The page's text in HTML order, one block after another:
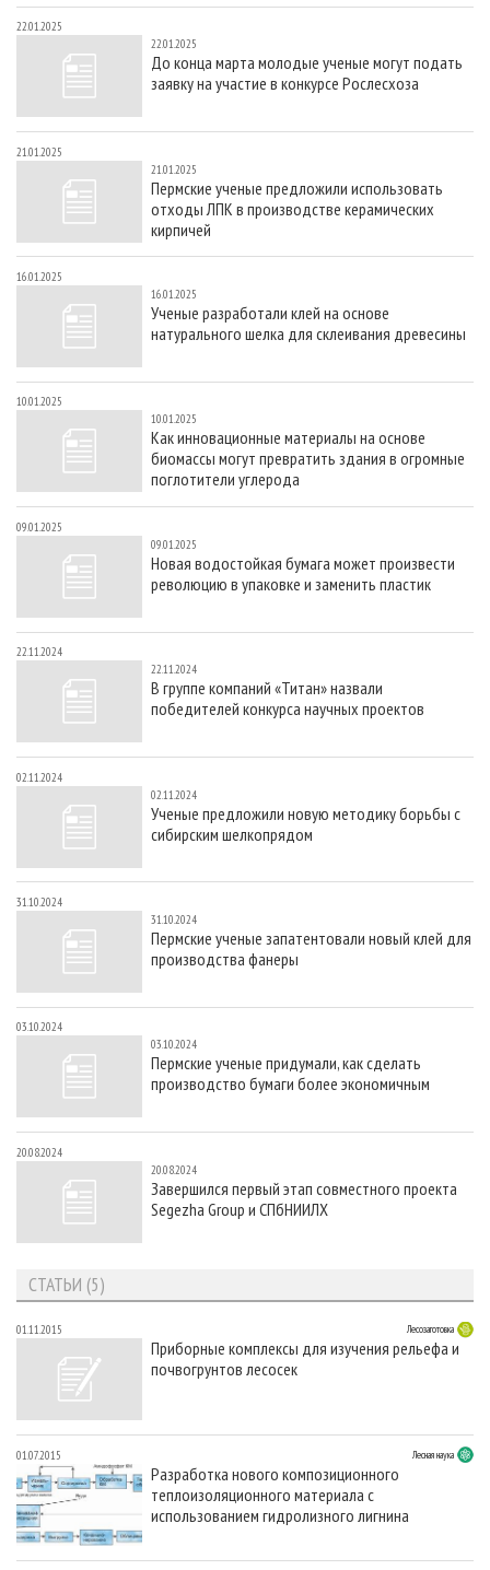
22.01.2025
22.01.2025
До конца марта молодые ученые могут подать
заявку на участие в конкурсе Рослесхоза
21.01.2025
21.01.2025
Пермские ученые предложили использовать
отходы ЛПК в производстве керамических
кирпичей
16.01.2025
16.01.2025
Ученые разработали клей на основе
натурального шелка для склеивания древесины
10.01.2025
10.01.2025
Как инновационные материалы на основе
биомассы могут превратить здания в огромные
поглотители углерода
09.01.2025
09.01.2025
Новая водостойкая бумага может произвести
революцию в упаковке и заменить пластик
22.11.2024
22.11.2024
В группе компаний «Титан» назвали
победителей конкурса научных проектов
02.11.2024
02.11.2024
Ученые предложили новую методику борьбы с
сибирским шелкопрядом
31.10.2024
31.10.2024
Пермские ученые запатентовали новый клей для
производства фанеры
03.10.2024
03.10.2024
Пермские ученые придумали, как сделать
производство бумаги более экономичным
20.08.2024
20.08.2024
Завершился первый этап совместного проекта
Segezha Group и СПбНИИЛХ
СТАТЬИ (5)
01.11.2015 Лесозаготовка
Приборные комплексы для изучения рельефа и
почвогрунтов лесосек
01.07.2015 Лесная наука
Разработка нового композиционного
теплоизоляционного материала с
использованием гидролизного лигнина